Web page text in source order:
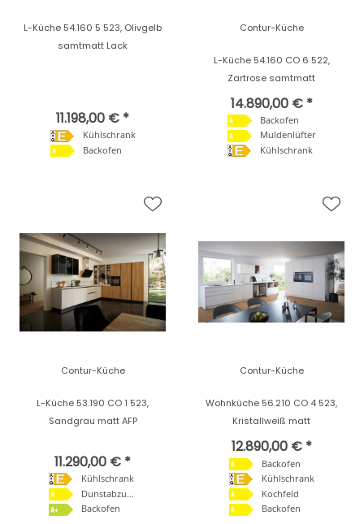
L-Küche 54.160 5 523, Olivgelb
samtmatt Lack
11.198,00 € *
Kühlschrank
Backofen
Contur-Küche
L-Küche 54.160 CO 6 522,
Zartrose samtmatt
14.890,00 € *
Backofen
Muldenlüfter
Kühlschrank
Contur-Küche
L-Küche 53.190 CO 1 523,
Sandgrau matt AFP
11.290,00 € *
Kühlschrank
Dunstabzugshaube
Backofen
Contur-Küche
Wohnküche 56.210 CO 4 523,
Kristallweiß matt
12.890,00 € *
Backofen
Kühlschrank
Kochfeld
Backofen